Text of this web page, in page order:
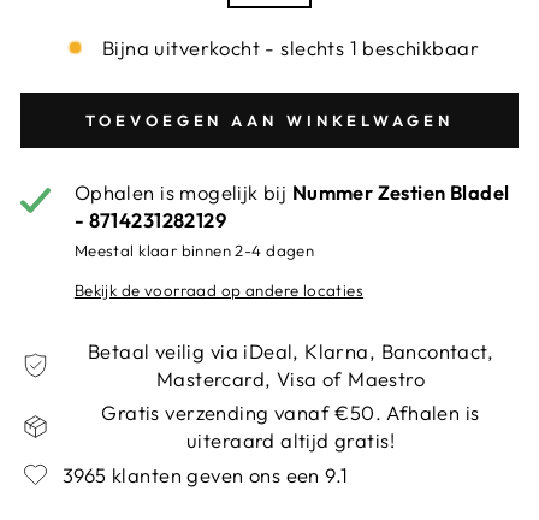
Bijna uitverkocht - slechts 1 beschikbaar
TOEVOEGEN AAN WINKELWAGEN
Ophalen is mogelijk bij Nummer Zestien Bladel
- 8714231282129
Meestal klaar binnen 2-4 dagen
Bekijk de voorraad op andere locaties
Betaal veilig via iDeal, Klarna, Bancontact,
Mastercard, Visa of Maestro
Gratis verzending vanaf €50. Afhalen is
uiteraard altijd gratis!
3965 klanten geven ons een 9.1